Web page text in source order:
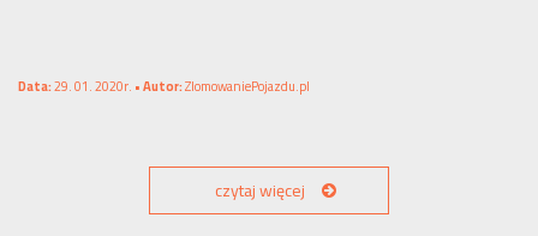
Data:29. 01. 2020r. •Autor:ZlomowaniePojazdu.pl
czytaj więcej